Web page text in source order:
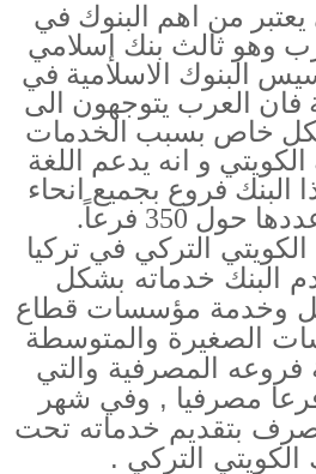
يعتبر من اهم البنوك في
وهو ثالث بنك إسلامي
البنوك الاسلامية في
فان العرب يتوجهون الى
خاص بسبب الخدمات
الكويتي و انه يدعم اللغة
البنك فروع بجميع انحاء
حول 350 فرعاً.
التركي في تركيا
البنك خدماته بشكل
وخدمة مؤسسات قطاع
الصغيرة والمتوسطة
المصرفية والتي
نحو 350 فرعا مصرفيا , وفي شهر
بدأ المصرف بتقديم خدماته تحت
الكويتي التركي .